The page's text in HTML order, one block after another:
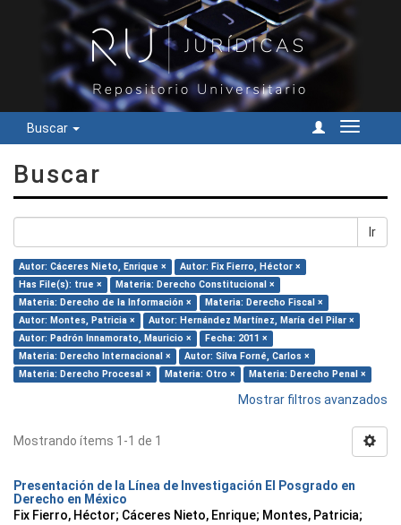
Buscar
Cambiar
Buscar
Ir
Autor: Cáceres Nieto, Enrique ×
Autor: Fix Fierro, Héctor ×
Has File(s): true ×
Materia: Derecho Constitucional ×
Materia: Derecho de la Información ×
Materia: Derecho Fiscal ×
Autor: Montes, Patricia ×
Autor: Hernández Martínez, María del Pilar ×
Autor: Padrón Innamorato, Mauricio ×
Fecha: 2011 ×
Materia: Derecho Internacional ×
Autor: Silva Forné, Carlos ×
Materia: Derecho Procesal ×
Materia: Otro × Materia: Derecho Penal ×
Mostrar filtros avanzados
Mostrando ítems 1-1 de 1
Presentación de la Línea de Investigación El Posgrado en
Derecho en México
Fix Fierro, Héctor; Cáceres Nieto, Enrique; Montes, Patricia;